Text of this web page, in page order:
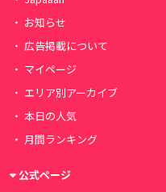
お知らせ
広告掲載について
マイページ
エリア別アーカイブ
本日の人気
月間ランキング
公式ページ